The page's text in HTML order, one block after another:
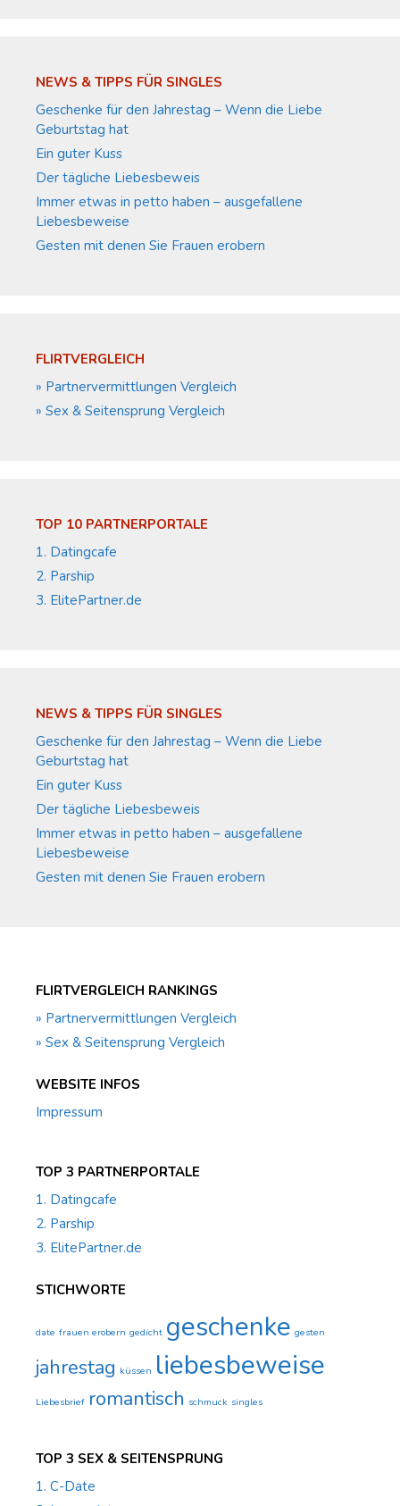
NEWS & TIPPS FÜR SINGLES
Geschenke für den Jahrestag – Wenn die Liebe
Geburtstag hat
Ein guter Kuss
Der tägliche Liebesbeweis
Immer etwas in petto haben – ausgefallene
Liebesbeweise
Gesten mit denen Sie Frauen erobern
FLIRTVERGLEICH
» Partnervermittlungen Vergleich
» Sex & Seitensprung Vergleich
TOP 10 PARTNERPORTALE
1. Datingcafe
2. Parship
3. ElitePartner.de
NEWS & TIPPS FÜR SINGLES
Geschenke für den Jahrestag – Wenn die Liebe
Geburtstag hat
Ein guter Kuss
Der tägliche Liebesbeweis
Immer etwas in petto haben – ausgefallene
Liebesbeweise
Gesten mit denen Sie Frauen erobern
FLIRTVERGLEICH RANKINGS
» Partnervermittlungen Vergleich
» Sex & Seitensprung Vergleich
WEBSITE INFOS
Impressum
TOP 3 PARTNERPORTALE
1. Datingcafe
2. Parship
3. ElitePartner.de
STICHWORTE
date frauen erobern gedicht geschenke gesten
jahrestag küssen liebesbeweise
Liebesbrief romantisch schmuck singles
TOP 3 SEX & SEITENSPRUNG
1. C-Date